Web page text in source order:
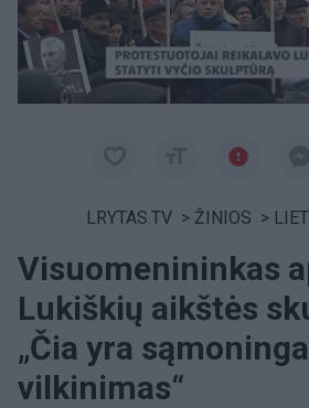
LRYTAS.TV > ŽINIOS >
Visuomenininkas
Lukiškių aikštės
„Čia yra
vilkinimas“